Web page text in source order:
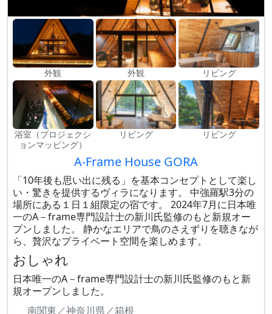
外観 外観 リビング
浴室（プロジェクシ
ョンマッピング）
リビング リビング
A-Frame House GORA
「10年後も思い出に残る」を基本コンセプトとして楽し
い・驚きを提供するヴィラになります。 中強羅駅3分の
場所にある１日１組限定の宿です。 2024年7月に日本唯
一のA－frame専門設計士の新川氏監修のもと新規オー
プンしました。 静かなエリアで鳥のさえずりを聴きなが
ら、贅沢なプライベート空間を楽しめます。
おしゃれ
日本唯一のA－frame専門設計士の新川氏監修のもと新
規オープンしました。
南関東／神奈川県／箱根